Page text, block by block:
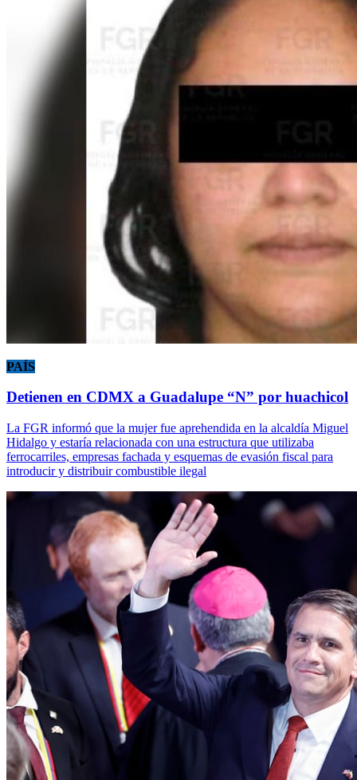
PAÍS
Detienen en CDMX a Guadalupe “N” por huachicol
La FGR informó que la mujer fue aprehendida en la alcaldía Miguel
Hidalgo y estaría relacionada con una estructura que utilizaba
ferrocarriles, empresas fachada y esquemas de evasión fiscal para
introducir y distribuir combustible ilegal